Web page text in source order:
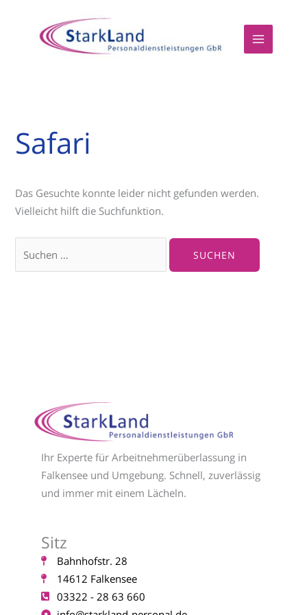
springen
Safari
Das Gesuchte konnte leider nicht gefunden werden.
Vielleicht hilft die Suchfunktion.
Ihr Experte für Arbeitnehmerüberlassung in
Falkensee und Umgebung. Schnell, zuverlässig
und immer mit einem Lächeln.
Sitz
Bahnhofstr. 28
14612 Falkensee
03322 - 28 63 660